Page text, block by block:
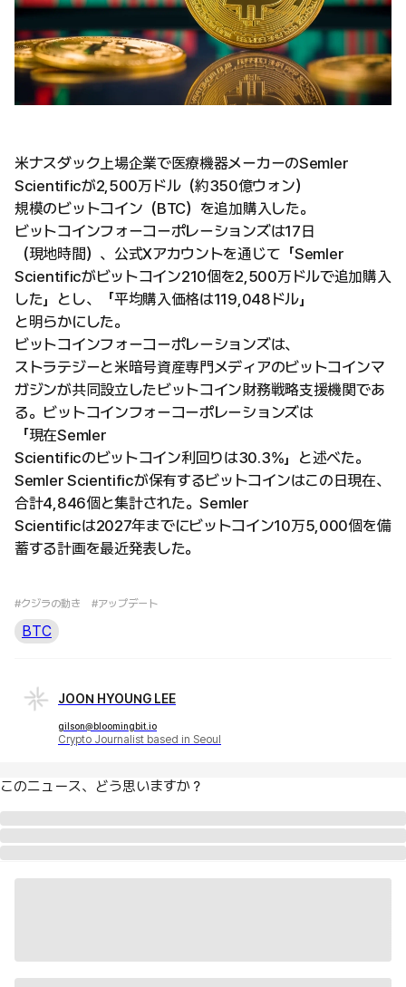
米ナスダック上場企業で医療機器メーカーのSemler
Scientificが2,500万ドル（約350億ウォン）
規模のビットコイン（BTC）を追加購入した。
ビットコインフォーコーポレーションズは17日
（現地時間）、公式Xアカウントを通じて「Semler
Scientificがビットコイン210個を2,500万ドルで追加購入
した」とし、「平均購入価格は119,048ドル」
と明らかにした。
ビットコインフォーコーポレーションズは、
ストラテジーと米暗号資産専門メディアのビットコインマ
ガジンが共同設立したビットコイン財務戦略支援機関であ
る。ビットコインフォーコーポレーションズは
「現在Semler
Scientificのビットコイン利回りは30.3%」と述べた。
Semler Scientificが保有するビットコインはこの日現在、
合計4,846個と集計された。Semler
Scientificは2027年までにビットコイン10万5,000個を備
蓄する計画を最近発表した。
#クジラの動き #アップデート
BTC
JOON HYOUNG LEE
gilson@bloomingbit.io
Crypto Journalist based in Seoul
このニュース、どう思いますか？